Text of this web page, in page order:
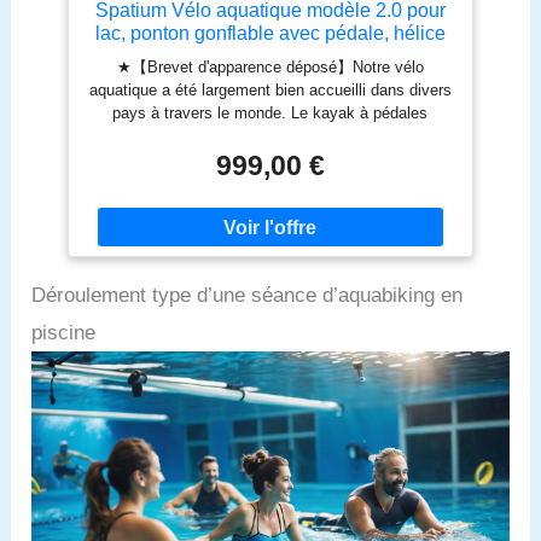
Spatium Vélo aquatique modèle 2.0 pour
lac, ponton gonflable avec pédale, hélice
à 3 pales pour sports nautiques, blanc et
noir
★【Brevet d'apparence déposé】Notre vélo
aquatique a été largement bien accueilli dans divers
pays à travers le monde. Le kayak à pédales
d'aluminium (hélice à surface émergente), la
direction de l'hélice est contrôlée par le guidon de
vélo, et la direction avant et arrière est modifiée par
la pédale. Conduite silencieuse en même temps. Il
ne dérange pas les créatures aquatiques, ce qui en
des créatures aquatiques. ★【Vélo d'eau pliable et
pèse que 21 kg. La taille du cadre peut être
facilement placée dans le coffre d'une voiture de
famille, et le flotteur peut être gonflé. Il adopte un
design à dégagement rapide et facile à plier, et peut
être mis dans un sac à dos après dégonflage. Les
adultes peuvent facilement le soulever.
★【Matériau Drop-Stitch】Le ponton de vélo
aquatique est fabriqué en matériau PVC à double
999,00 €
Déroulement type d’une séance d’aquabiking en
piscine